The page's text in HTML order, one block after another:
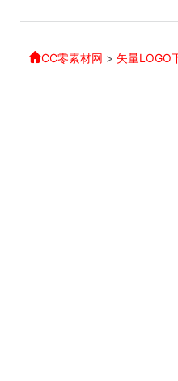
CC零素材网 > 矢量LOGO